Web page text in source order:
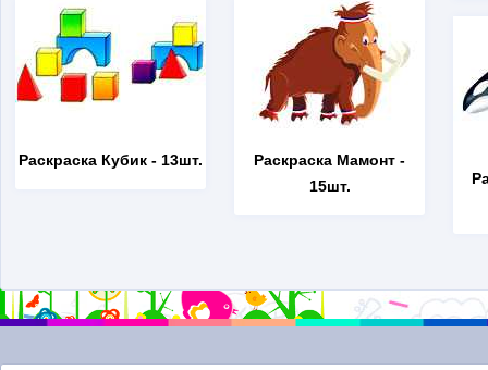
Раскраска Кубик - 13шт. Раскраска Мамонт -
15шт.